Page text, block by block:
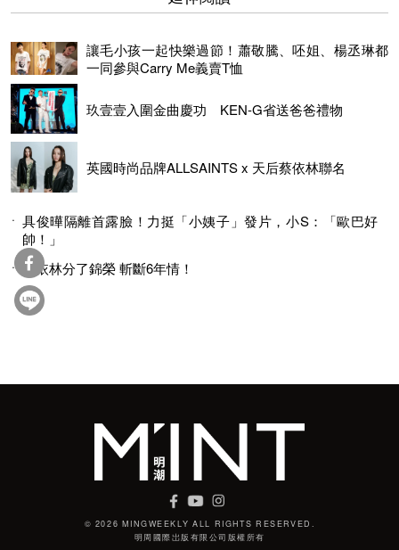
讓毛小孩一起快樂過節！蕭敬騰、呸姐、楊丞琳都
一同參與Carry Me義賣T恤
玖壹壹入圍金曲慶功 KEN-G省送爸爸禮物
英國時尚品牌ALLSAINTS x 天后蔡依林聯名
具俊曄隔離首露臉！力挺「小姨子」發片，小S：「歐巴好
帥！」
蔡依林分了錦榮 斬斷6年情！
© 2026 MINGWEEKLY ALL RIGHTS RESERVED.
明周國際岀版有限公司版權所有